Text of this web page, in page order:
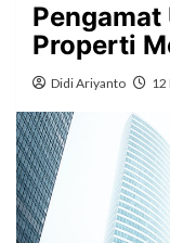
Properti
Didi Ariyanto 12